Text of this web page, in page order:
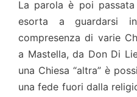
La parola è poi
esorta a guardarsi
compresenza di varie
a Mastella, da Don Di
una Chiesa “altra” è
una fede fuori dalla